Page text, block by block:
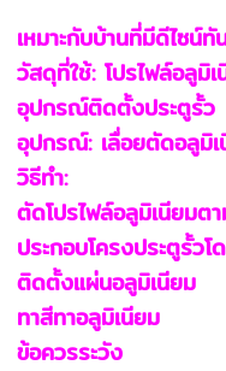
เหมาะกับบ้านที่มีดีไซน์
วัสดุที่ใช้: โปรไฟล์อลูมิ
อุปกรณ์ติดตั้งประตูรั้ว
อุปกรณ์: เลื่อยตัดอลูมิ
วิธีทำ:
ตัดโปรไฟล์อลูมิเนียมต
ประกอบโครงประตูรั้ว
ติดตั้งแผ่นอลูมิเนียม
ทาสีทาอลูมิเนียม
ข้อควรระวัง